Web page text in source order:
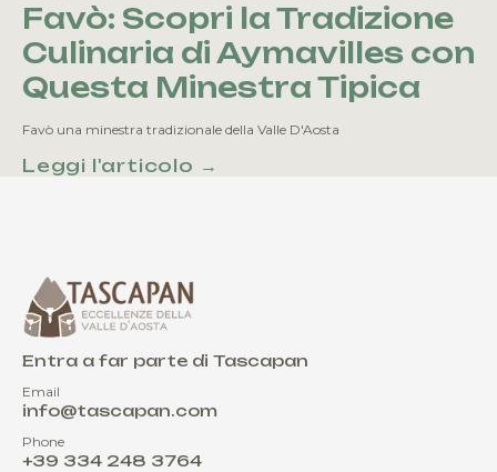
Favò: Scopri la Tradizione
Culinaria di Aymavilles con
Questa Minestra Tipica
Favò una minestra tradizionale della Valle D'Aosta
Leggi l'articolo →
Entra a far parte di Tascapan
Email
info@tascapan.com
Phone
+39 334 248 3764